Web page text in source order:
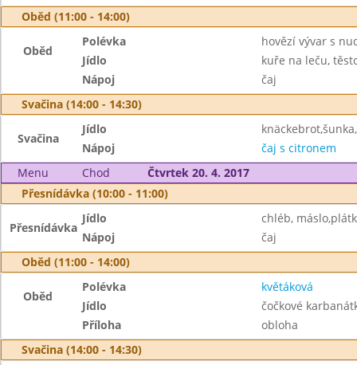
Oběd (11:00 - 14:00)
Oběd
Polévka
hovězí vývar s
Jídlo
kuře na leču,
Nápoj
čaj
Svačina (14:00 - 14:30)
Svačina
Jídlo
Nápoj
čaj s citronem
Menu
Chod
Čtvrtek 20. 4. 2017
Přesnídávka (10:00 - 11:00)
Přesnídávka
Jídlo
chléb,
Nápoj
čaj
Oběd (11:00 - 14:00)
Oběd
Polévka
květáková
Jídlo
čočkové
Příloha
obloha
Svačina (14:00 - 14:30)